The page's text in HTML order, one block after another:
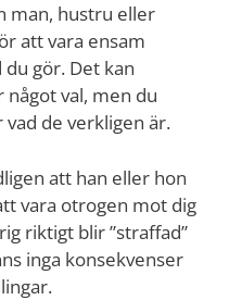
man, hustru eller
att vara ensam
gör. Det kan
val, men du
de verkligen är.
att han eller hon
vara otrogen mot dig
riktigt blir ”straffad”
inga konsekvenser